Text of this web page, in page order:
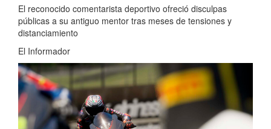
El reconocido comentarista deportivo ofreció disculpas
públicas a su antiguo mentor tras meses de tensiones y
distanciamiento
El Informador